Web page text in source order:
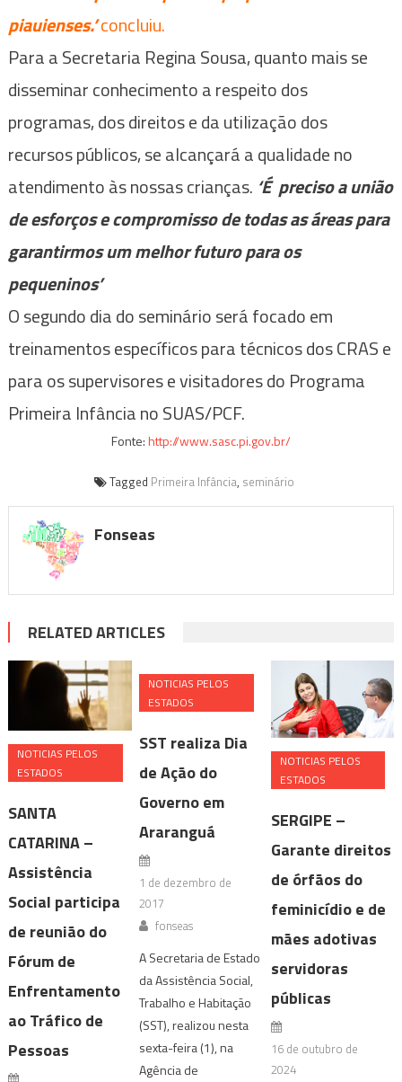
piauienses.’concluiu.
Para a Secretaria Regina Sousa, quanto mais se
disseminar conhecimento a respeito dos
programas, dos direitos e da utilização dos
recursos públicos, se alcançará a qualidade no
atendimento às nossas crianças. ‘É preciso a união
de esforços e compromisso de todas as áreas para
garantirmos um melhor futuro para os
pequeninos’
O segundo dia do seminário será focado em
treinamentos específicos para técnicos dos CRAS e
para os supervisores e visitadores do Programa
Primeira Infância no SUAS/PCF.
Fonte:http://www.sasc.pi.gov.br/
Tagged Primeira Infância, seminário
Fonseas
RELATED ARTICLES
NOTICIAS PELOS
ESTADOS
SANTA
CATARINA –
Assistência
Social participa
de reunião do
Fórum de
Enfrentamento
ao Tráfico de
Pessoas
NOTICIAS PELOS
ESTADOS
SST realiza Dia
de Ação do
Governo em
Araranguá
1 de dezembro de
2017
fonseas
A Secretaria de Estado
da Assistência Social,
Trabalho e Habitação
(SST), realizou nesta
sexta-feira (1), na
Agência de
NOTICIAS PELOS
ESTADOS
SERGIPE –
Garante direitos
de órfãos do
feminicídio e de
mães adotivas
servidoras
públicas
16 de outubro de
2024